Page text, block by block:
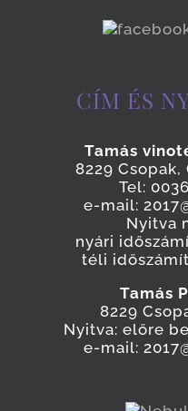
CÍM ÉS
Tamás
8229 Csopak,
Tel:
e-mail:
Nyitva
nyári
téli
Tamás
8229
Nyitva: előre
e-mail: